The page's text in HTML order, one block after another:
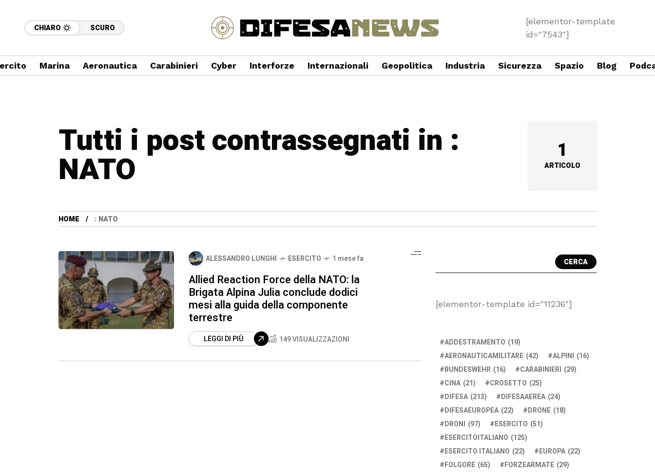
CHIARO SCURO
[elementor-template
id="7543"]
Marina Aeronautica Carabinieri Cyber Interforze Internazionali Geopolitica Industria Sicurezza Spazio Blog
Tutti i post contrassegnati in :
NATO 1
ARTICOLO
HOME : NATO
ALESSANDRO LUNGHI ESERCITO 1 mese fa
Allied Reaction Force della NATO: la
Brigata Alpina Julia conclude dodici
mesi alla guida della componente
terrestre
LEGGI DI PIÙ 149 VISUALIZZAZIONI
CERCA
[elementor-template id="11236"]
ADDESTRAMENTO (19)
AERONAUTICAMILITARE (42) ALPINI (16)
BUNDESWEHR (16) CARABINIERI (29)
CINA (21) CROSETTO (25)
DIFESA (213) DIFESAAEREA (24)
DIFESAEUROPEA (22) DRONE (18)
DRONI (97) ESERCITO (51)
ESERCITOITALIANO (125)
ESERCITO ITALIANO (22) EUROPA (22)
FOLGORE (65) FORZEARMATE (29)